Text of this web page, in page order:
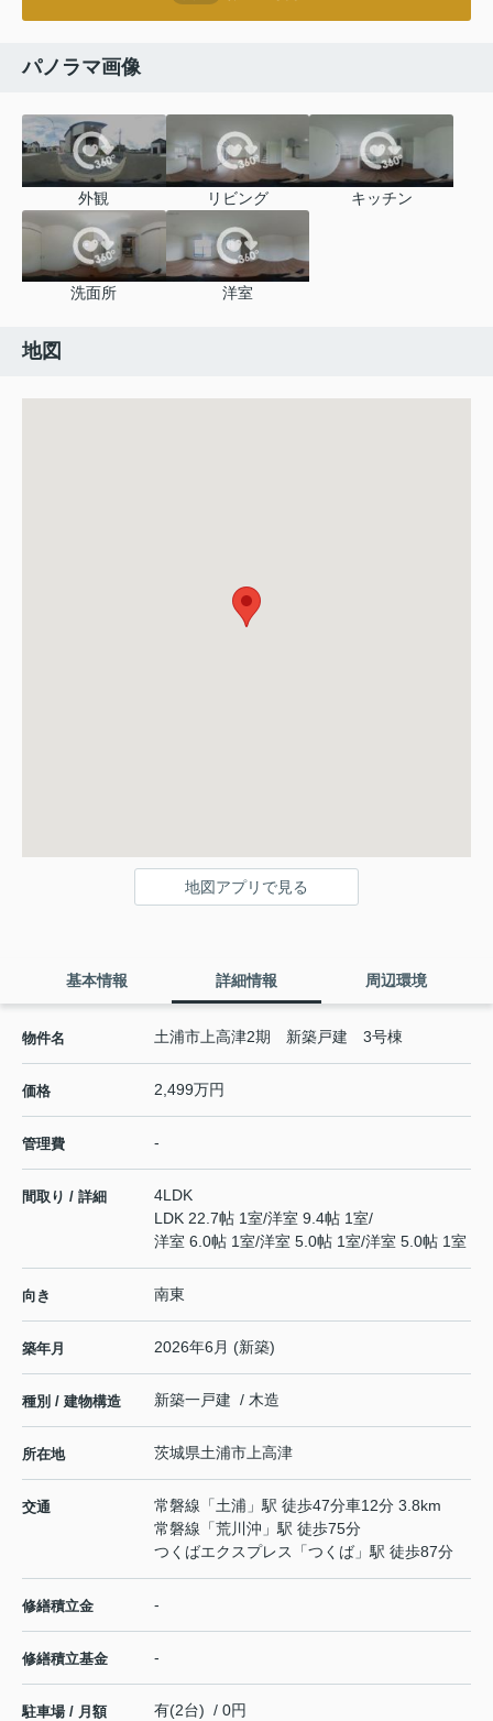
パノラマ画像
外観 リビング キッチン
洗面所 洋室
地図
地図アプリで見る
基本情報 詳細情報 周辺環境
物件名 土浦市上高津2期 新築戸建 3号棟
価格 2,499万円
管理費 -
間取り / 詳細
4LDK
LDK 22.7帖 1室/洋室 9.4帖 1室/
洋室 6.0帖 1室/洋室 5.0帖 1室/洋室 5.0帖 1室
向き 南東
築年月 2026年6月 (新築)
種別 / 建物構造 新築一戸建 / 木造
所在地 茨城県土浦市 上高津
交通 常磐線 「土浦 」駅 徒歩47分車12分 3.8km
常磐線 「荒川沖 」駅 徒歩75分
つくばエクスプレス
「つくば 」駅 徒歩87分
修繕積立金 -
修繕積立基金 -
駐車場 / 月額 有(2台) / 0円